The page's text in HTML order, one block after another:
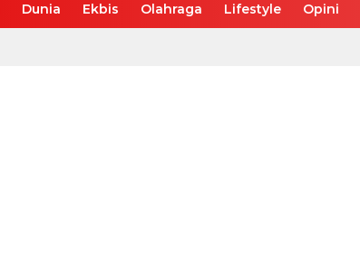
Dunia Ekbis Olahraga Lifestyle Opini